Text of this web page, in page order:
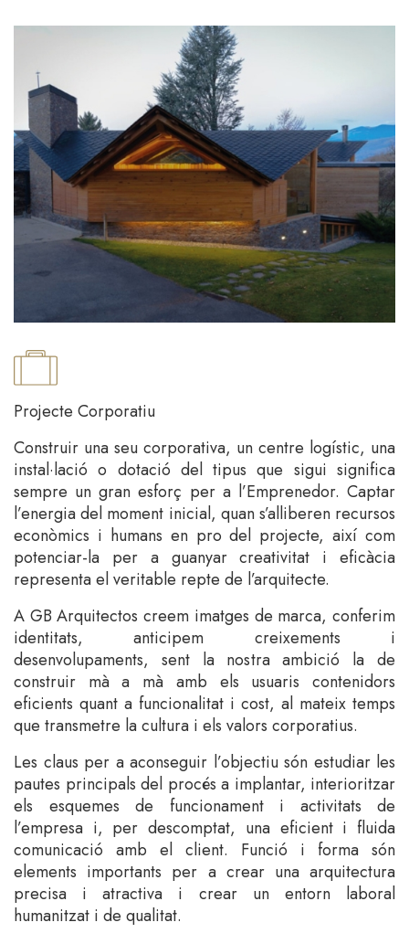
Projecte Corporatiu
Construir una seu corporativa, un centre logístic, una
instal·lació o dotació del tipus que sigui significa
sempre un gran esforç per a l’Emprenedor. Captar
l’energia del moment inicial, quan s’alliberen recursos
econòmics i humans en pro del projecte, així com
potenciar-la per a guanyar creativitat i eficàcia
representa el veritable repte de l’arquitecte.
A GB Arquitectos creem imatges de marca, conferim
identitats, anticipem creixements i
desenvolupaments, sent la nostra ambició la de
construir mà a mà amb els usuaris contenidors
eficients quant a funcionalitat i cost, al mateix temps
que transmetre la cultura i els valors corporatius.
Les claus per a aconseguir l’objectiu són estudiar les
pautes principals del procés a implantar, interioritzar
els esquemes de funcionament i activitats de
l’empresa i, per descomptat, una eficient i fluida
comunicació amb el client. Funció i forma són
elements importants per a crear una arquitectura
precisa i atractiva i crear un entorn laboral
humanitzat i de qualitat.